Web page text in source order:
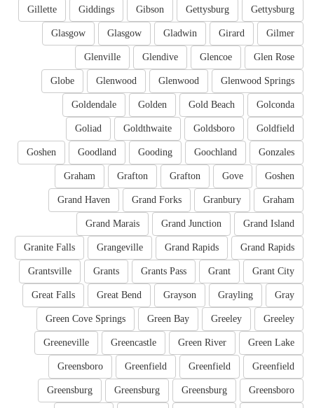
Gettysburg
Gettysburg
Gibson
Giddings
Gillette
Gilmer
Girard
Gladwin
Glasgow
Glasgow
Glen Rose
Glencoe
Glendive
Glenville
Glenwood Springs
Glenwood
Glenwood
Globe
Golconda
Gold Beach
Golden
Goldendale
Goldfield
Goldsboro
Goldthwaite
Goliad
Gonzales
Goochland
Gooding
Goodland
Goshen
Goshen
Gove
Grafton
Grafton
Graham
Graham
Granbury
Grand Forks
Grand Haven
Grand Island
Grand Junction
Grand Marais
Grand Rapids
Grand Rapids
Grangeville
Granite Falls
Grant City
Grant
Grants Pass
Grants
Grantsville
Gray
Grayling
Grayson
Great Bend
Great Falls
Greeley
Greeley
Green Bay
Green Cove Springs
Green Lake
Green River
Greencastle
Greeneville
Greenfield
Greenfield
Greenfield
Greensboro
Greensboro
Greensburg
Greensburg
Greensburg